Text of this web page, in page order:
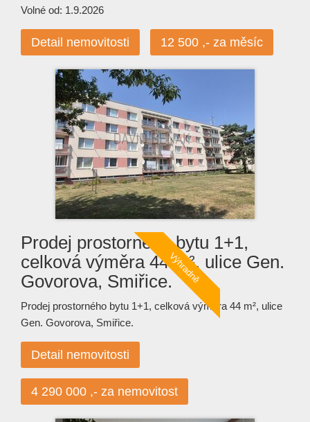
Volné od: 1.9.2026
Detail nemovitosti 12 500 ,- za měsíc
Prodej prostorného bytu 1+1,
celková výměra 44 m², ulice Gen.
Govorova, Smiřice.
Prodej prostorného bytu 1+1, celková výměra 44 m², ulice
Gen. Govorova, Smiřice.
Detail nemovitosti
4 290 000 ,- za nemovitost